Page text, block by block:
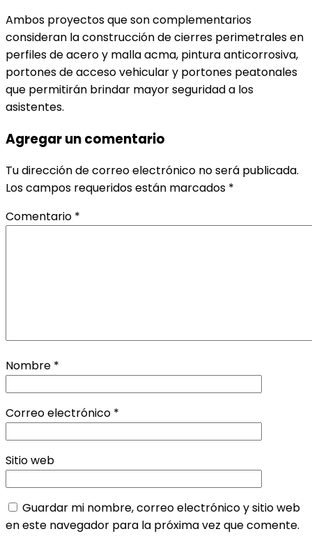
Ambos proyectos que son complementarios
consideran la construcción de cierres perimetrales en
perfiles de acero y malla acma, pintura anticorrosiva,
portones de acceso vehicular y portones peatonales
que permitirán brindar mayor seguridad a los
asistentes.
Agregar un comentario
Tu dirección de correo electrónico no será publicada.
Los campos requeridos están marcados *
Comentario *
Nombre *
Correo electrónico *
Sitio web
Guardar mi nombre, correo electrónico y sitio web
en este navegador para la próxima vez que comente.